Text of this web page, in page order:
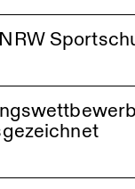
1. Preis